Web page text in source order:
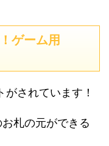
ゲーム用
されています！